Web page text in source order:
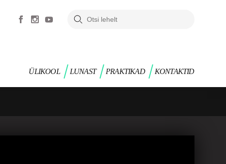
ÜLIKOOL LUNAST PRAKTIKAD KONTAKTID